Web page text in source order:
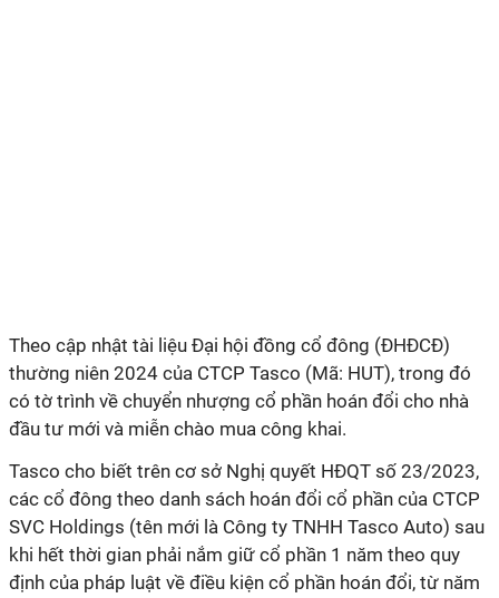
Theo cập nhật tài liệu Đại hội đồng cổ đông (ĐHĐCĐ)
thường niên 2024 của CTCP Tasco (Mã: HUT), trong đó
có tờ trình về chuyển nhượng cổ phần hoán đổi cho nhà
đầu tư mới và miễn chào mua công khai.
Tasco cho biết trên cơ sở Nghị quyết HĐQT số 23/2023,
các cổ đông theo danh sách hoán đổi cổ phần của CTCP
SVC Holdings (tên mới là Công ty TNHH Tasco Auto) sau
khi hết thời gian phải nắm giữ cổ phần 1 năm theo quy
định của pháp luật về điều kiện cổ phần hoán đổi, từ năm